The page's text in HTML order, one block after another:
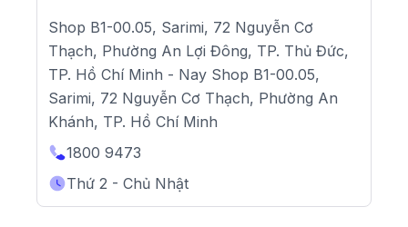
Shop B1-00.05, Sarimi, 72 Nguyễn Cơ
Thạch, Phường An Lợi Đông, TP. Thủ Đức,
TP. Hồ Chí Minh - Nay Shop B1-00.05,
Sarimi, 72 Nguyễn Cơ Thạch, Phường An
Khánh, TP. Hồ Chí Minh
1800 9473
Thứ 2 - Chủ Nhật